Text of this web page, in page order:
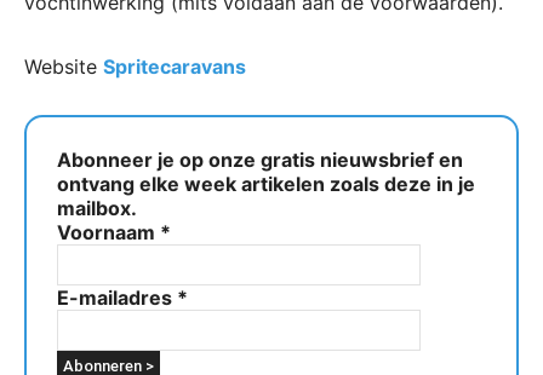
Website Spritecaravans
Abonneer je op onze gratis nieuwsbrief en
ontvang elke week artikelen zoals deze in je
mailbox.
Voornaam *
E-mailadres *